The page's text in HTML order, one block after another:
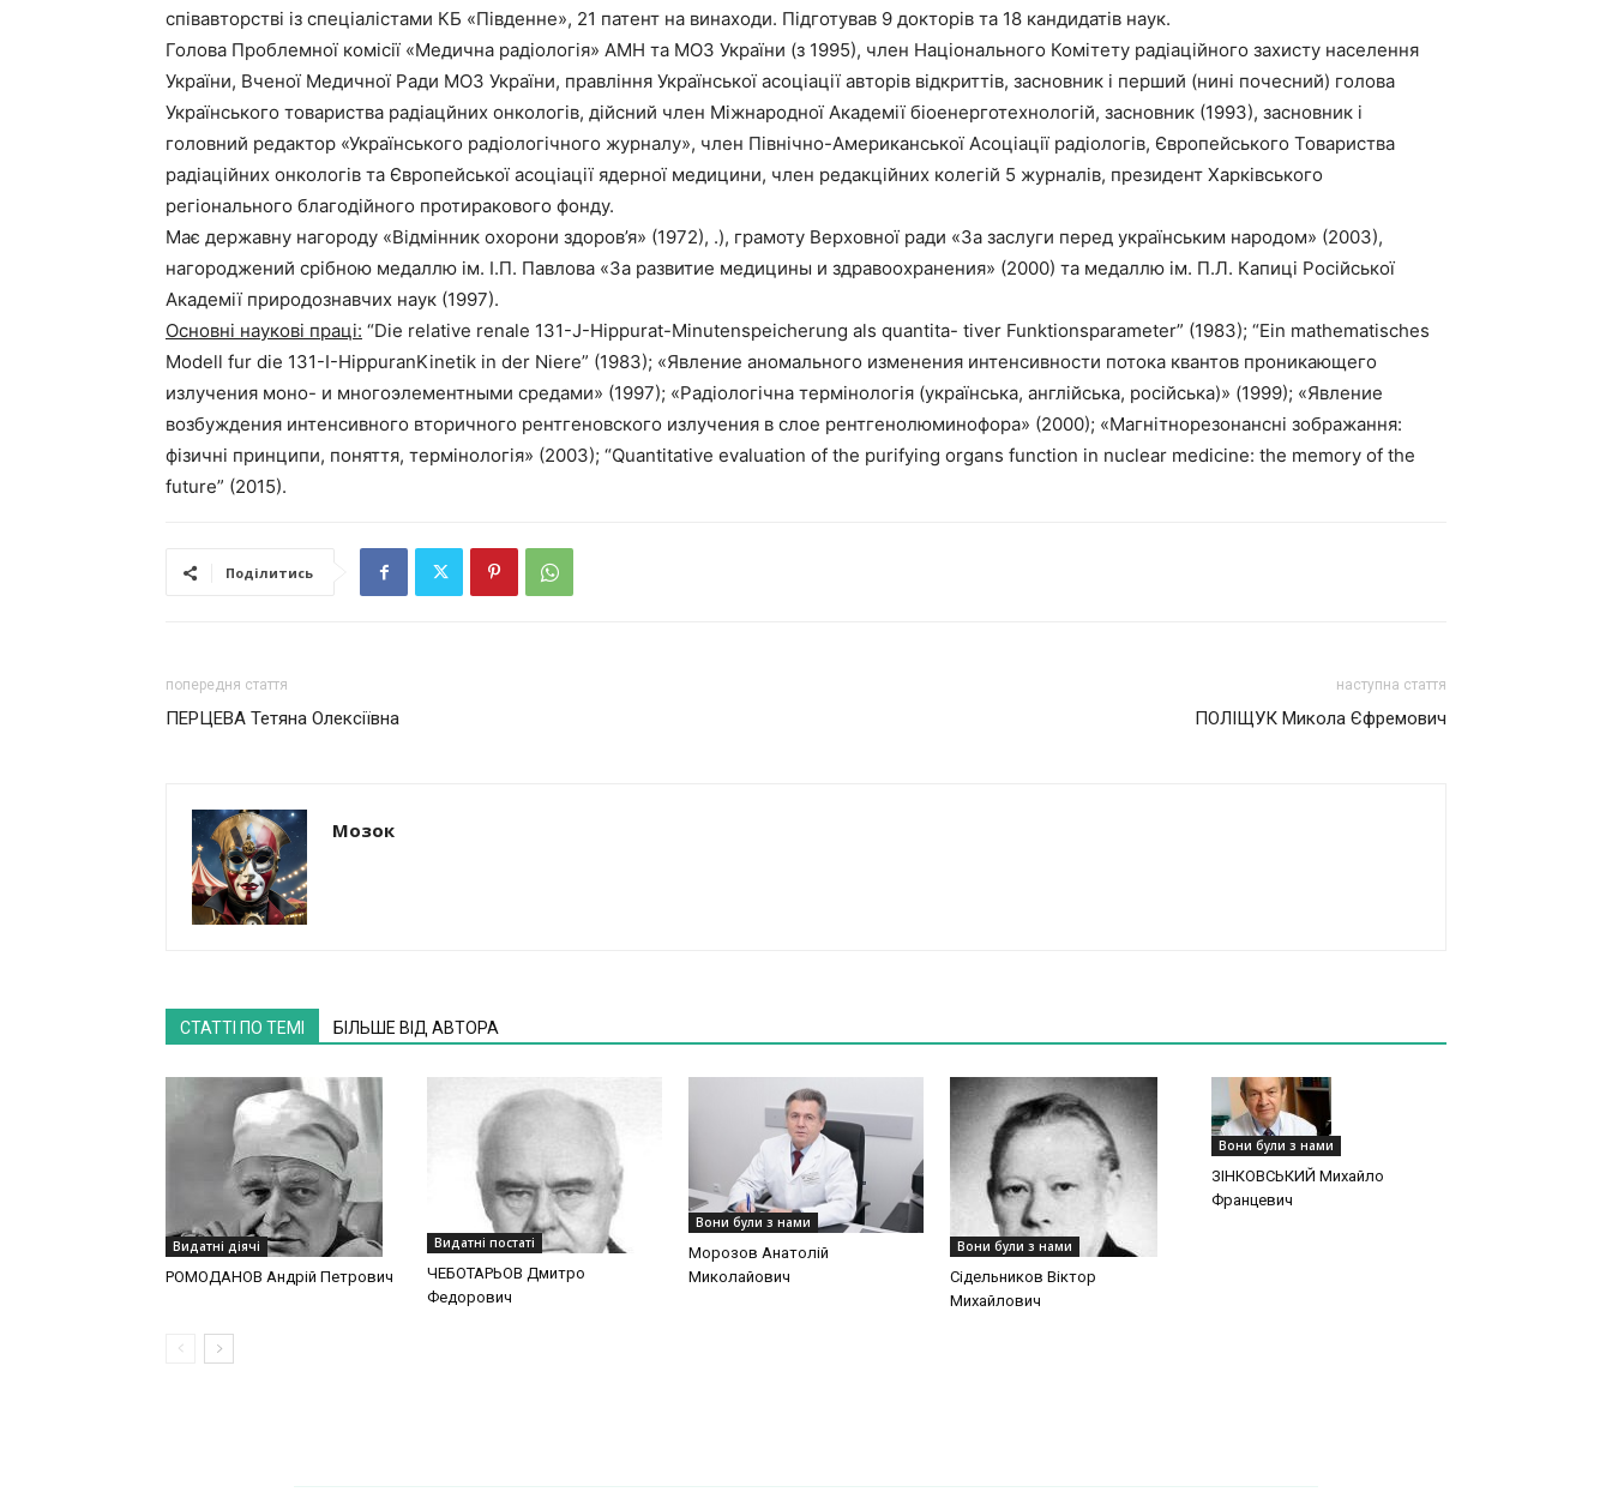
співавторстві із спеціалістами КБ «Південне», 21 патент на винаходи. Підготував 9 докторів та 18 кандидатів наук.
Голова Проблемної комiсiї «Медична радiологiя» АМН та МОЗ України (з 1995), член Національного Комітету радіаційного захисту населення
України, Вченої Медичної Ради МОЗ України, правління Української асоціації авторів відкриттів, засновник і перший (нині почесний) голова
Українського товариства радіацйних онкологів, дійсний член Міжнародної Академії біоенерготехнологій, засновник (1993), засновник і
головний редактор «Українського радiологiчного журналу», член Пiвнiчно-Американської Асоцiацiї радiологiв, Європейського Товариства
радiацiйних онкологiв та Європейської асоціації ядерної медицини, член редакцiйних колегiй 5 журналiв, президент Харківського
регіонального благодійного протиракового фонду.
Має державну нагороду «Вiдмiнник охорони здоров’я» (1972), .), грамоту Верховної ради «За заслуги перед українським народом» (2003),
нагороджений срібною медаллю ім. І.П. Павлова «За развитие медицины и здравоохранения» (2000) та медаллю ім. П.Л. Капиці Російської
Академії природознавчих наук (1997).
Основні наукові праці: “Die relative renale 131-J-Hippurat-Minutenspeicherung als quantita- tiver Funktionsparameter” (1983); “Ein mathematisches
Modell fur die 131-I-HippuranKinetik in der Niere” (1983); «Явление аномального изменения интенсивности потока квантов проникающего
излучения моно- и многоэлементными средами» (1997); «Радіологічна термінологія (українська, англійська, російська)» (1999); «Явление
возбуждения интенсивного вторичного рентгеновского излучения в слое рентгенолюминофора» (2000); «Магнітнорезонансні зображання:
фізичні принципи, поняття, термінологія» (2003); “Quantitative evaluation of the purifying organs function in nuclear medicine: the memory of the
future” (2015).
Поділитись
попередня стаття
ПЕРЦЕВА Тетяна Олексіївна
наступна стаття
ПОЛІЩУК Микола Єфремович
Мозок
СТАТТІ ПО ТЕМІ БІЛЬШЕ ВІД АВТОРА
Видатні діячі
РОМОДАНОВ Андрій Петрович
Видатні постаті
ЧЕБОТАРЬОВ Дмитро
Федорович
Вони були з нами
Морозов Анатолій
Миколайович
Вони були з нами
Сідельников Віктор
Михайлович
Вони були з нами
ЗІНКОВСЬКИЙ Михайло
Францевич